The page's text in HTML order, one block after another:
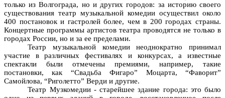
только из Волгограда, но и других городов: за историю своего
существования театр музыкальной комедии осуществил около
400 постановок и гастролей более, чем в 200 городах страны.
Концертные программы артистов театра проводятся не только в
городах России, но и за ее пределами.
Театр музыкальной комедии неоднократно принимал
участие в различных фестивалях и конкурсах, а известные
спектакли были отмечены премиями, например, такие
постановки, как “Свадьба Фигаро” Моцарта, “Фаворит”
Самойлова, “Риголетто” Верди и другие.
Театр Музкомедии - старейшее здание города: это было